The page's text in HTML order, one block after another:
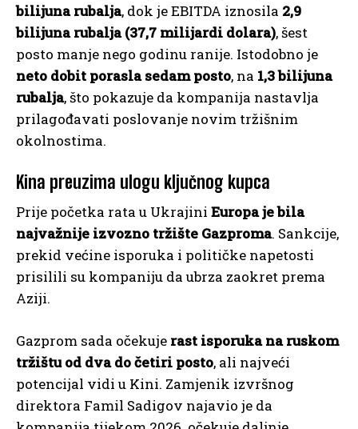
bilijuna rubalja, dok je EBITDA iznosila 2,9
bilijuna rubalja (37,7 milijardi dolara), šest
posto manje nego godinu ranije. Istodobno je
neto dobit porasla sedam posto, na 1,3 bilijuna
rubalja, što pokazuje da kompanija nastavlja
prilagođavati poslovanje novim tržišnim
okolnostima.
Kina preuzima ulogu ključnog kupca
Prije početka rata u Ukrajini Europa je bila
najvažnije izvozno tržište Gazproma. Sankcije,
prekid većine isporuka i političke napetosti
prisilili su kompaniju da ubrza zaokret prema
Aziji.
Gazprom sada očekuje rast isporuka na ruskom
tržištu od dva do četiri posto, ali najveći
potencijal vidi u Kini. Zamjenik izvršnog
direktora Famil Sadigov najavio je da